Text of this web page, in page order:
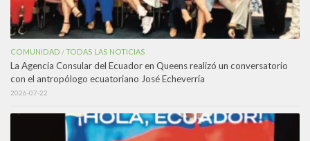
COMUNIDAD /TODAS LAS NOTICIAS
La Agencia Consular del Ecuador en Queens realizó un conversatorio
con el antropólogo ecuatoriano José Echeverría
2026-07-22